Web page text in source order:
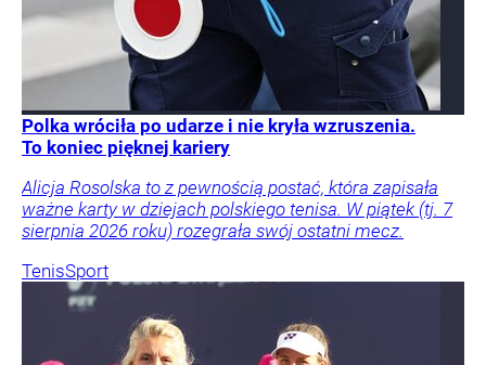
Polka wróciła po udarze i nie kryła wzruszenia.
To koniec pięknej kariery
Alicja Rosolska to z pewnością postać, która zapisała
ważne karty w dziejach polskiego tenisa. W piątek (tj. 7
sierpnia 2026 roku) rozegrała swój ostatni mecz.
TenisSport